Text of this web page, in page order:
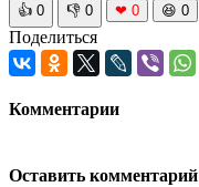
👍 0 👎 0 ❤ 0 😆 0
Поделиться
Комментарии
Оставить комментарий